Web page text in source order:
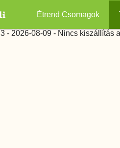
Main
navigation
Étrend Csomagok
3 - 2026-08-09 - Nincs kiszállítás